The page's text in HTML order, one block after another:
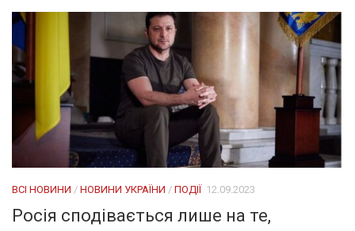
ВСІ НОВИНИ / НОВИНИ УКРАЇНИ / ПОДІЇ 12.09.2023
Росія сподівається лише на те,